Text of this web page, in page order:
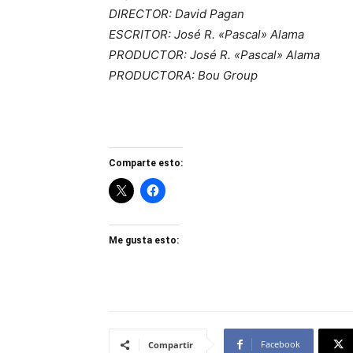
DIRECTOR: David Pagan
ESCRITOR: José R. «Pascal» Alama
PRODUCTOR: José R. «Pascal» Alama
PRODUCTORA: Bou Group
Comparte esto:
Me gusta esto:
Compartir Facebook